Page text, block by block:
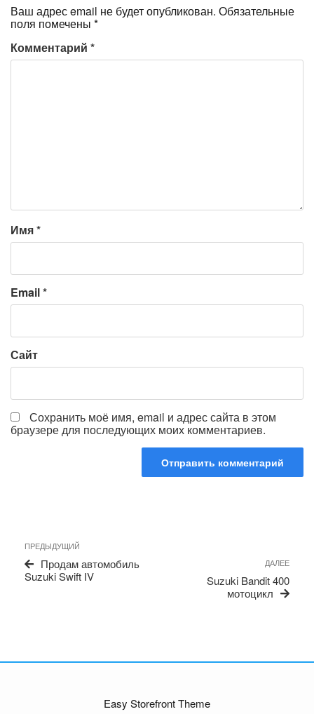
Ваш адрес email не будет опубликован. Обязательные
поля помечены *
Комментарий *
Имя*
Email*
Сайт
Сохранить моё имя, email и адрес сайта в этом
браузере для последующих моих комментариев.
по
записям
Предыдущая
запись
ПРЕДЫДУЩИЙ
Продам автомобиль
Suzuki Swift IV
ДАЛЕЕ
Suzuki Bandit 400
мотоцикл
Easy Storefront Theme